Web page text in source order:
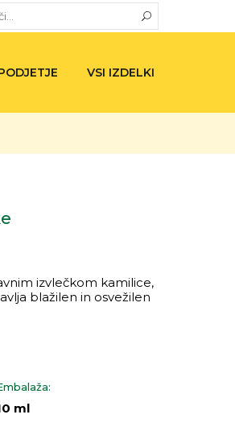
VSI IZDELKI
izvlečkom kamilice,
blažilen in osvežilen
ml